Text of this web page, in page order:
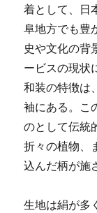
着として、日
阜地方でも豊
史や文化の背
ービスの現状
和装の特徴は
袖にある。こ
のとして伝統
折々の植物、
込んだ柄が施
生地は絹が多